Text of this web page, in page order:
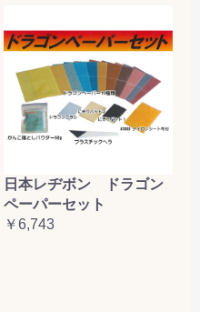
日本レヂボン ドラゴン
ペーパーセット
￥6,743